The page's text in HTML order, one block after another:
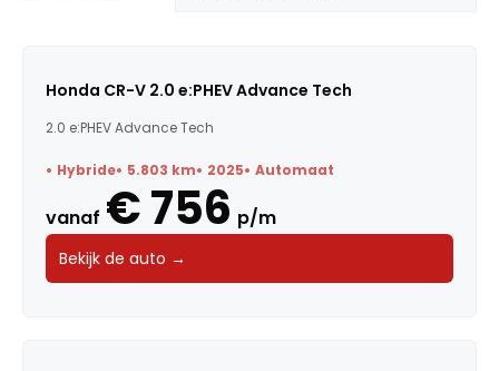
Honda CR-V 2.0 e:PHEV Advance Tech
2.0 e:PHEV Advance Tech
Hybride 5.803 km 2025 Automaat
vanaf € 756 p/m
Bekijk de auto →